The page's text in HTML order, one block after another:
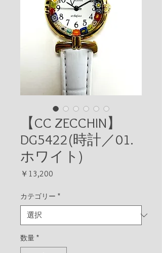
【CC ZECCHIN】
DG5422(時計／01.
ホワイト)
￥13,200
カテゴリー *
数量 *